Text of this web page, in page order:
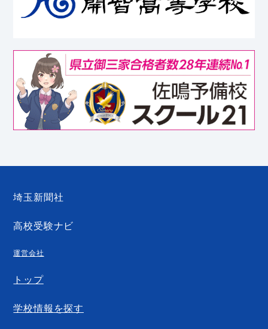
埼玉新聞社
高校受験ナビ
運営会社
トップ
学校情報を探す